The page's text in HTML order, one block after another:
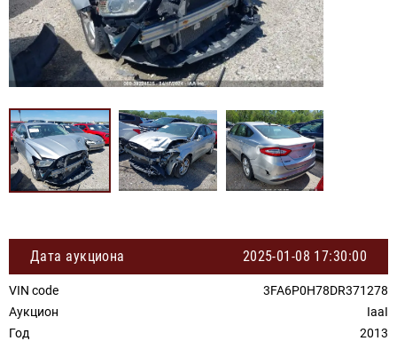
Дата аукциона 2025-01-08 17:30:00
VIN code
3FA6P0H78DR371278
Аукцион
IaaI
Год
2013